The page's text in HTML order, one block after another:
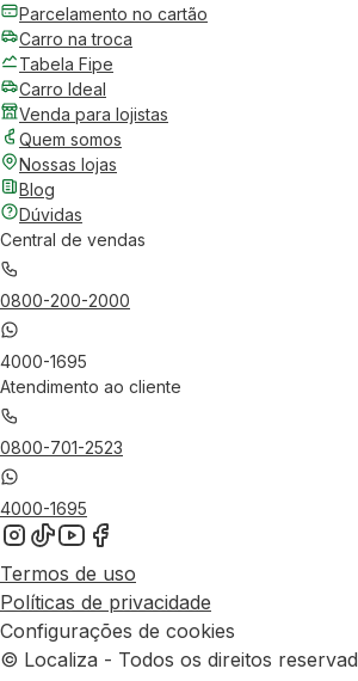
Parcelamento no cartão
Carro na troca
Tabela Fipe
Carro Ideal
Venda para lojistas
Quem somos
Nossas lojas
Blog
Dúvidas
Central de vendas
0800-200-2000
4000-1695
Atendimento ao cliente
0800-701-2523
4000-1695
Termos de uso
Políticas de privacidade
Configurações de cookies
© Localiza - Todos os direitos